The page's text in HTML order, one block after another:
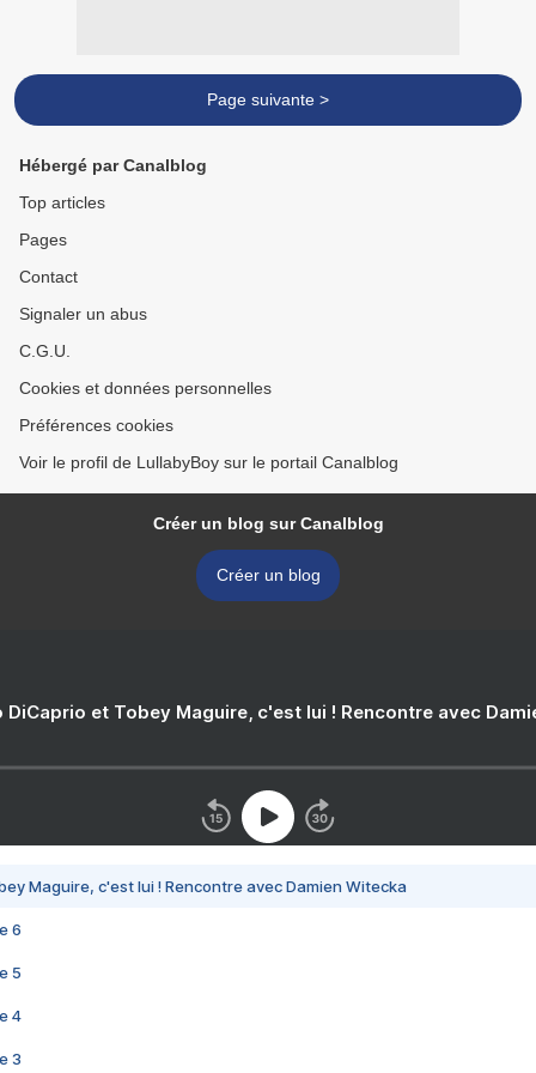
Page suivante >
Hébergé par Canalblog
Top articles
Pages
Contact
Signaler un abus
C.G.U.
Cookies et données personnelles
Préférences cookies
Voir le profil de LullabyBoy sur le portail Canalblog
Créer un blog sur Canalblog
Créer un blog
DiCaprio et Tobey Maguire, c'est lui ! Rencontre avec
Maguire, c'est lui ! Rencontre avec Damien Witecka
6
5
4
3